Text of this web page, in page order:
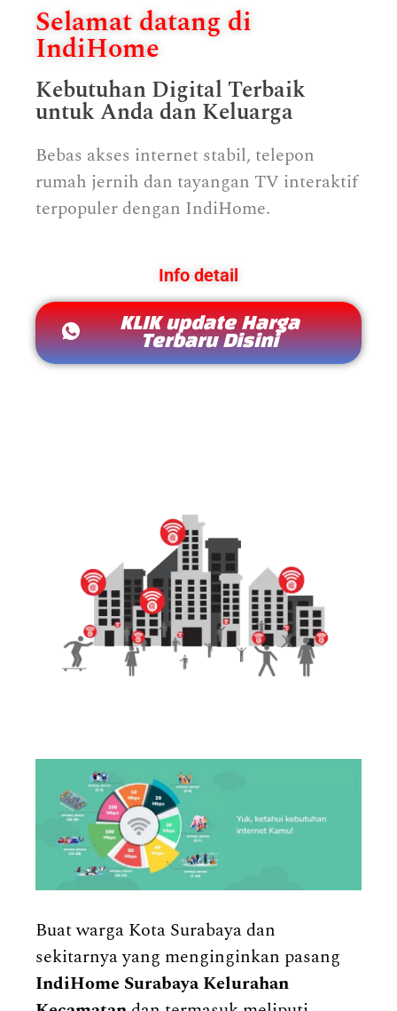
Selamat datang di
IndiHome
Kebutuhan Digital Terbaik
untuk Anda dan Keluarga
Bebas akses internet stabil, telepon
rumah jernih dan tayangan TV interaktif
terpopuler dengan IndiHome.
Info detail
KLIK update Harga
Terbaru Disini
Buat warga Kota Surabaya dan
sekitarnya yang menginginkan pasang
IndiHome Surabaya Kelurahan